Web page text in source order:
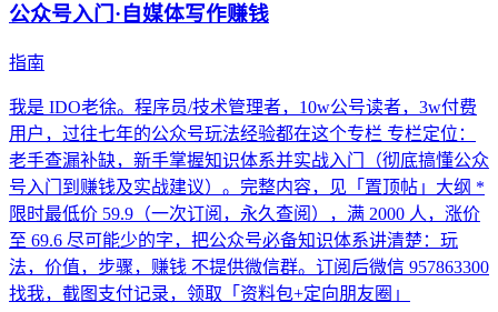
公众号入门·自媒体写作赚钱
指南
我是 IDO老徐。程序员/技术管理者，10w公号读者，3w付费
用户，过往七年的公众号玩法经验都在这个专栏 专栏定位：
老手查漏补缺，新手掌握知识体系并实战入门（彻底搞懂公众
号入门到赚钱及实战建议）。完整内容，见「置顶帖」大纲 *
限时最低价 59.9（一次订阅，永久查阅），满 2000 人，涨价
至 69.6 尽可能少的字，把公众号必备知识体系讲清楚：玩
法，价值，步骤，赚钱 不提供微信群。订阅后微信 957863300
找我，截图支付记录，领取「资料包+定向朋友圈」